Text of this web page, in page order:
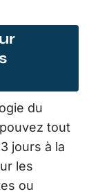
du
tout
jours à la
les
ou